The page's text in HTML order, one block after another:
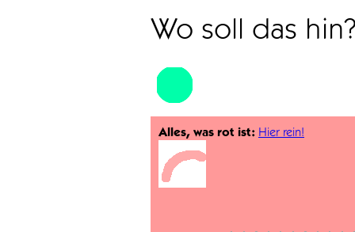
Wo soll das
Alles, was rot ist: Hier rein!